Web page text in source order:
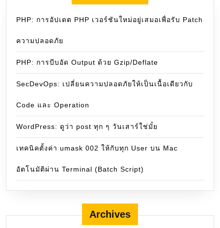
PHP: การอัปเดต PHP เวอร์ชันใหม่อยู่เสมอเพื่อรับ Patch
ความปลอดภัย
PHP: การบีบอัด Output ด้วย Gzip/Deflate
SecDevOps: เปลี่ยนความปลอดภัยให้เป็นเนื้อเดียวกับ
Code และ Operation
WordPress: ดูว่า post ทุก ๆ วันเสาร์ใช่มั๋ย
เทคนิคตั้งค่า umask 002 ให้กับทุก User บน Mac
อัตโนมัติผ่าน Terminal (Batch Script)
Archives